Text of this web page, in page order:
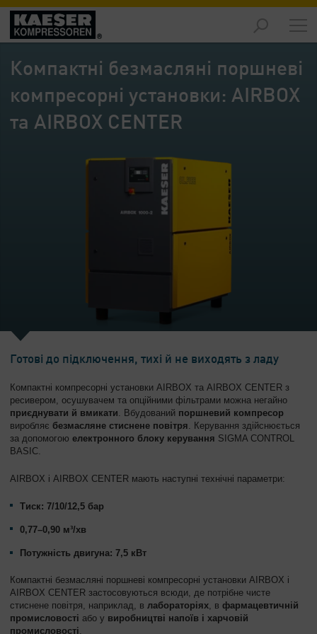
Продукція
-
Огляд
Рішення
-
Огляд
Обслуговування
Компактні безмасляні поршневі
компресорні установки: AIRBOX
та AIRBOX CENTER
Готові до підключення, тихі й не виходять з ладу
Компактні компресорні установки AIRBOX та AIRBOX CENTER з
ресивером, осушувачем та опційними фільтрами можна негайно
приєднувати й вмикати . Вбудований поршневий компресор
виробляє безмасляне стиснене повітря . Керування здійснюється
за допомогою електронного блоку керування SIGMA CONTROL
BASIC.
AIRBOX і AIRBOX CENTER мають наступні технічні параметри:
Тиск: 7/10/12,5 бар
0,77–0,90 м³/хв
Потужність двигуна: 7,5 кВт
Компактні безмасляні поршневі компресорні установки AIRBOX і
AIRBOX CENTER застосовуються всюди, де потрібне чисте
стиснене повітря, наприклад, в лабораторіях , в фармацевтичній
промисловості або у виробництві напоїв і харчовій
промисловості